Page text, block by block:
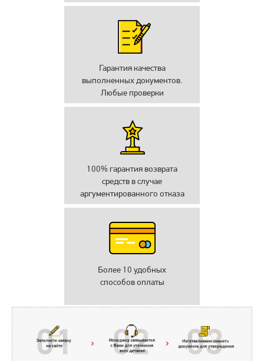
Гарантия качества
выполненных документов.
Любые проверки
100% гарантия возврата
средств в случае
аргументированного отказа
Более 10 удобных
способов оплаты